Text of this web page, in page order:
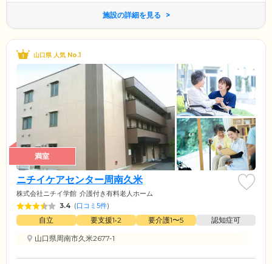
施設の詳細を見る
山口県 人気 No.1
満室
ニチイケアセンター周南久米
株式会社ニチイ学館 介護付き有料老人ホーム
3.4 (口コミ5件)
自立 要支援1•2 要介護1〜5
認知症可
山口県周南市久米2677-1